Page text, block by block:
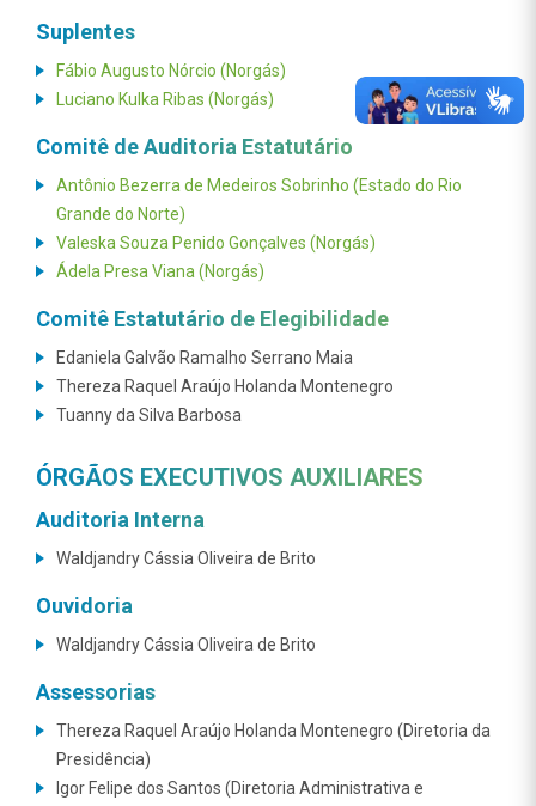
Suplentes
Fábio Augusto Nórcio (Norgás)
Luciano Kulka Ribas (Norgás)
Comitê de Auditoria Estatutário
Antônio Bezerra de Medeiros Sobrinho (Estado do Rio
Grande do Norte)
Valeska Souza Penido Gonçalves (Norgás)
Ádela Presa Viana (Norgás)
Comitê Estatutário de Elegibilidade
Edaniela Galvão Ramalho Serrano Maia
Thereza Raquel Araújo Holanda Montenegro
Tuanny da Silva Barbosa
ÓRGÃOS EXECUTIVOS AUXILIARES
Auditoria Interna
Waldjandry Cássia Oliveira de Brito
Ouvidoria
Waldjandry Cássia Oliveira de Brito
Assessorias
Thereza Raquel Araújo Holanda Montenegro (Diretoria da
Presidência)
Igor Felipe dos Santos (Diretoria Administrativa e